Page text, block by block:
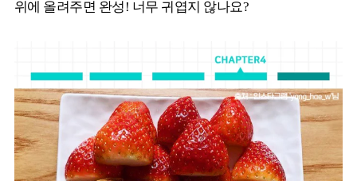
위에 올려주면 완성! 너무 귀엽지 않나요?